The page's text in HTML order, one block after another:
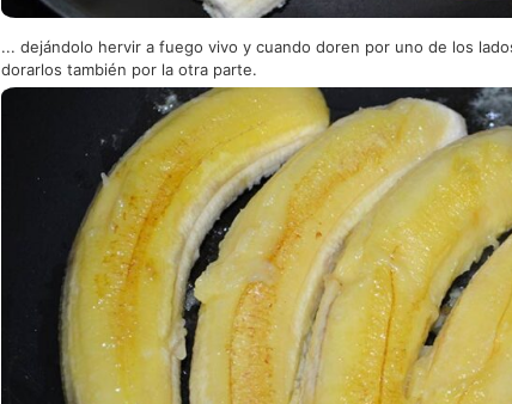
... dejándolo hervir a fuego vivo y cuando doren por uno de los
dorarlos también por la otra parte.